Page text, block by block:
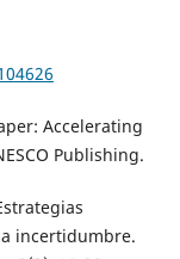
Accelerating
Publishing.
incertidumbre.